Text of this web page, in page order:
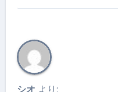
シオ より: